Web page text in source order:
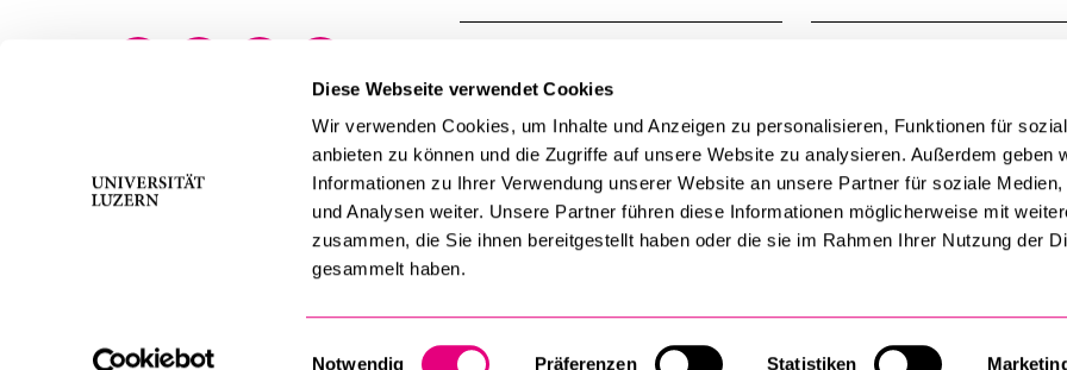
Diese Webseite verwendet Cookies
Wir verwenden Cookies, um Inhalte und Anzeigen zu personalisieren, Funktionen für
anbieten zu können und die Zugriffe auf unsere Website zu analysieren. Außerdem geben
Informationen zu Ihrer Verwendung unserer Website an unsere Partner für soziale Medien,
und Analysen weiter. Unsere Partner führen diese Informationen möglicherweise mit
zusammen, die Sie ihnen bereitgestellt haben oder die sie im Rahmen Ihrer Nutzung der
gesammelt haben.
Einwilligungsauswahl
Notwendig Präferenzen Statistiken
Stellensuchende
Förderer